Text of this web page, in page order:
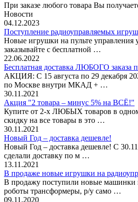
При заказе любого товара Вы
Новости
04.12.2023
Поступление радиоуправляемых
Новые игрушки на пульте управления
заказывайте с бесплатной …
22.06.2022
Бесплатная доставка ЛЮБОГО заказа
АКЦИЯ: С 15 августа по 29 декабря
по Москве внутри МКАД + …
30.11.2021
Акция "2 товара – минус 5% на ВСЁ!"
Купите от 2-х ЛЮБЫХ товаров в одном
скидку на все товары в это …
30.11.2021
Новый Год – доставка дешевле!
Новый Год – доставка дешевле! С
сделали доставку по м …
13.11.2021
В продаже новые игрушки на
В продажу поступили новые машинки
роботы трансформеры, р/у само …
09.11.2020